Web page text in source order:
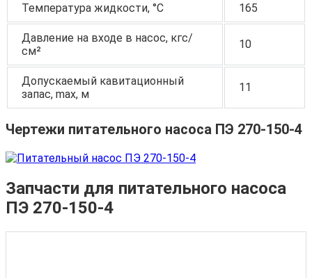
Температура жидкости, °С 165
Давление на входе в насос, кгс/
см²
10
Допускаемый кавитационный
запас, max, м
11
Чертежи питательного насоса ПЭ 270-150-4
Запчасти для питательного насоса
ПЭ 270-150-4